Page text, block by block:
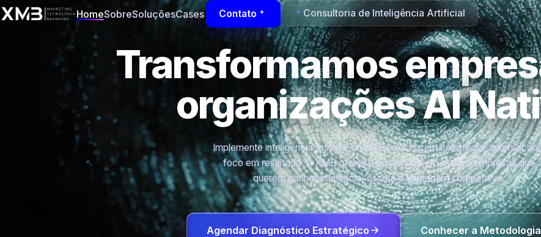
HomeSobreSoluçõesCases Contato Consultoria de Inteligência Artificial
Transformamos
organizaçõesAI
Implemente inteligência artificial no seu negócio com estratégia, automação
foco em resultado. A XMB oferece consultoria em IA para empresas que
querem ganhar eficiência, escala e vantagem competitiva.
Agendar Diagnóstico Estratégico Conhecer a Metodologia